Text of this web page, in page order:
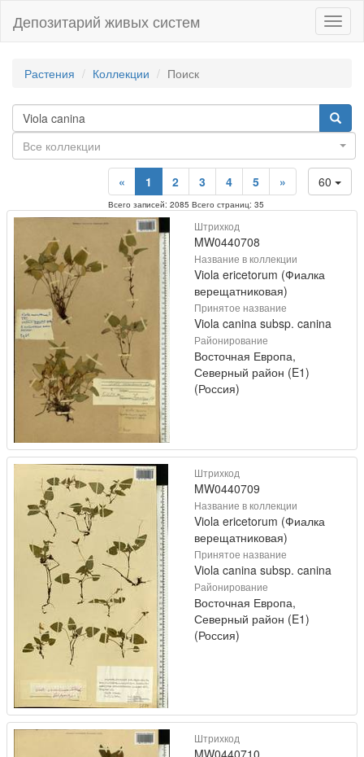
Депозитарий живых систем
Растения Коллекции Поиск
Все коллекции
60
« 1 2 3 4 5 »
Всего записей: 2085 Всего страниц: 35
Штрихкод
MW0440708
Название в коллекции
Viola ericetorum (Фиалка
верещатниковая)
Принятое название
Viola canina subsp. canina
Районирование
Восточная Европа,
Северный район (E1)
(Россия)
Штрихкод
MW0440709
Название в коллекции
Viola ericetorum (Фиалка
верещатниковая)
Принятое название
Viola canina subsp. canina
Районирование
Восточная Европа,
Северный район (E1)
(Россия)
Штрихкод
MW0440710